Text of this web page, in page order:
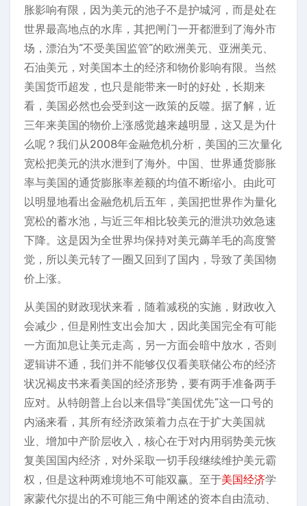
胀影响有限，因为美元的池子不是护城河，而是处在
世界最高地点的水库，其把闸门一开都泄到了海外市
场，漂泊为“不受美国监管”的欧洲美元、亚洲美元、
石油美元，对美国本土的经济和物价影响有限。当然
美国货币超发，也只是能带来一时的好处，长期来
看，美国必然也会受到这一政策的反噬。据了解，近
三年来美国的物价上涨感觉越来越明显，这又是为什
么呢？我们从2008年金融危机分析，美国的三次量化
宽松把美元的洪水泄到了海外。中国、世界通货膨胀
率与美国的通货膨胀率差额的均值不断缩小。由此可
以明显地看出金融危机后五年，美国把世界作为量化
宽松的蓄水池，与近三年相比较美元的泄洪功效急速
下降。这是因为全世界均保持对美元薅羊毛的高度警
觉，所以美元转了一圈又回到了国内，导致了美国物
价上涨。
从美国的财政现状来看，随着减税的实施，财政收入
会减少，但是刚性支出会加大，因此美国完全有可能
一方面加息让美元走高，另一方面会暗中放水，否则
逻辑讲不通，我们并不能够仅仅看美联储公布的经济
状况褐皮书来看美国的经济形势，要有两手准备两手
应对。从特朗普上台以来倡导“美国优先”这一口号的
内涵来看，其所有经济政策着力点在于扩大美国就
业、增加中产阶层收入，核心在于对内用弱势美元恢
复美国国内经济，对外采取一切手段继续维护美元霸
权，但是这种两难境地不可能双赢。至于美国经济学
家蒙代尔提出的不可能三角中阐述的资本自由流动、